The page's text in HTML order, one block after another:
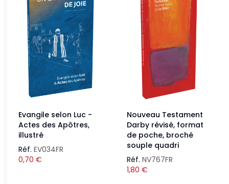
Evangile selon Luc -
Actes des Apôtres,
illustré
Réf. EV034FR
0,70 €
Nouveau Testament
Darby révisé, format
de poche, broché
souple quadri
Réf. NV767FR
1,80 €